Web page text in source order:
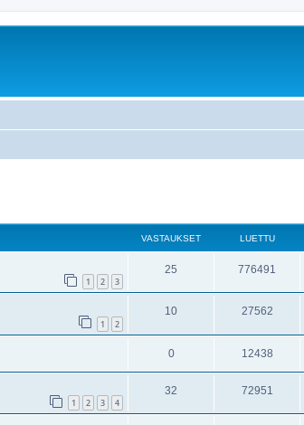
VASTAUKSET LUETTU
1 2 3
25 776491
1 2
10 27562
0 12438
1 2 3 4
32 72951